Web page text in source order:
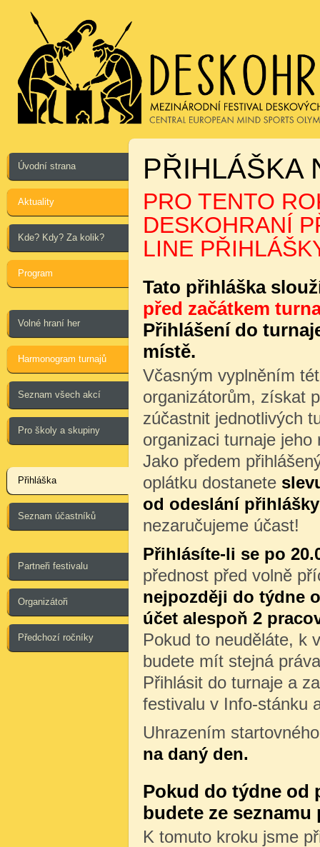
Úvodní strana
Aktuality
Kde? Kdy? Za kolik?
Program
Volné hraní her
Harmonogram turnajů
Seznam všech akcí
Pro školy a skupiny
Přihláška
Seznam účastníků
Partneři festivalu
Organizátoři
Předchozí ročníky
PŘIHLÁŠKA
PRO TENTO
DESKOHRANÍ
LINE
Tato přihláška
před začátkem
Přihlášení do
místě.
Včasným vyplněním
organizátorům, získat
zúčastnit jednotlivých
organizaci turnaje jeho
Jako předem
oplátku dostanete
od odeslání přihlášky
nezaručujeme účast!
Přihlásíte-li se po
přednost před volně
nejpozději do týdne
účet alespoň 2
Pokud to neuděláte, k
budete mít stejná
Přihlásit do turnaje a
festivalu v Info-stánku
Uhrazením
na daný den.
Pokud do týdne od
budete ze
K tomuto kroku jsme